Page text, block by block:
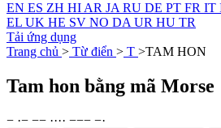
EN ES ZH HI AR JA RU DE PT FR IT
EL UK HE SV NO DA UR HU TR
Tải ứng dụng
Trang chủ > Từ điển > T >TAM HON
Tam hon bằng mã Morse
− ·− −− ···· −−− −·